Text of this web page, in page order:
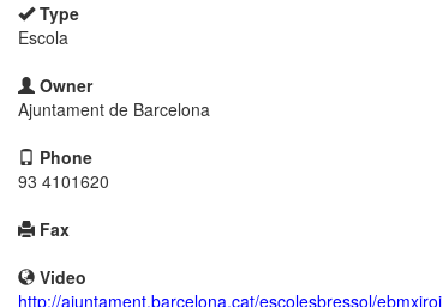
Type
Escola
Owner
Ajuntament de Barcelona
Phone
93 4101620
Fax
Video
http://ajuntament.barcelona.cat/escolesbressol/ebmxiroi